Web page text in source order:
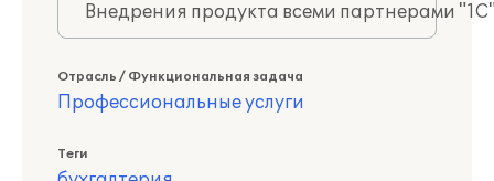
Внедрения продукта всеми партнерами
Отрасль / Функциональная задача
Профессиональные услуги
Теги